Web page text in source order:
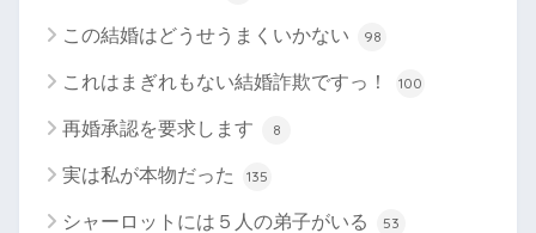
この結婚はどうせうまくいかない 98
これはまぎれもない結婚詐欺ですっ！ 100
再婚承認を要求します 8
実は私が本物だった 135
シャーロットには５人の弟子がいる 53